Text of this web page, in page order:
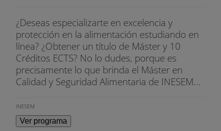
¿Deseas especializarte en excelencia y
protección en la alimentación estudiando en
línea? ¿Obtener un título de Máster y 10
Créditos ECTS? No lo dudes, porque es
precisamente lo que brinda el Máster en
Calidad y Seguridad Alimentaria de INESEM...
INESEM
Ver programa